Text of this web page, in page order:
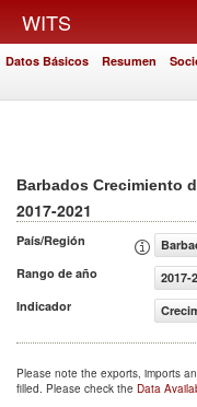
WITS
Datos Básicos Resumen
Barbados Crecimiento
2017-2021
País/Región
Rango de año
2017-
Indicador
Please note the exports, imports
filled. Please check the Data